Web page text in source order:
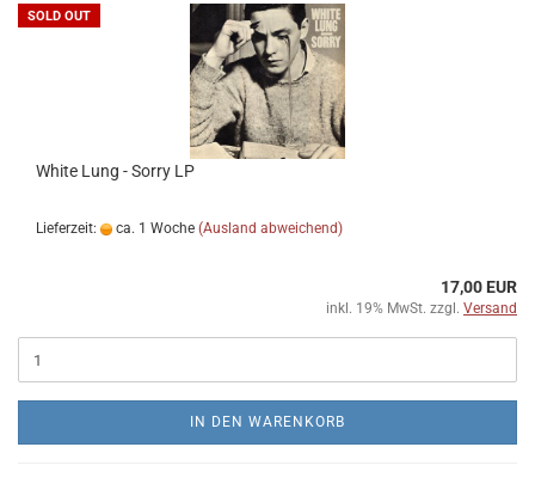
SOLD OUT
White Lung - Sorry LP
Lieferzeit: ca. 1 Woche (Ausland abweichend)
17,00 EUR
inkl. 19% MwSt. zzgl. Versand
IN DEN WARENKORB